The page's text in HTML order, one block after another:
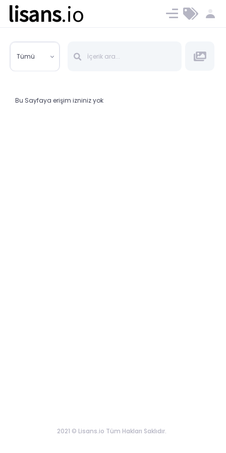
lisans.io Ücret ve Planlar
Tümü
Bu Sayfaya erişim izniniz yok
2021 © Lisans.io Tüm Hakları Saklıdır.